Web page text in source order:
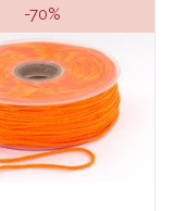
-70%